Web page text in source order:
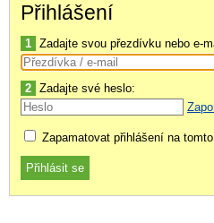
Přihlášení
1 Zadajte svou přezdívku nebo e-
2 Zadajte své heslo:
Zapamatovat přihlášení na